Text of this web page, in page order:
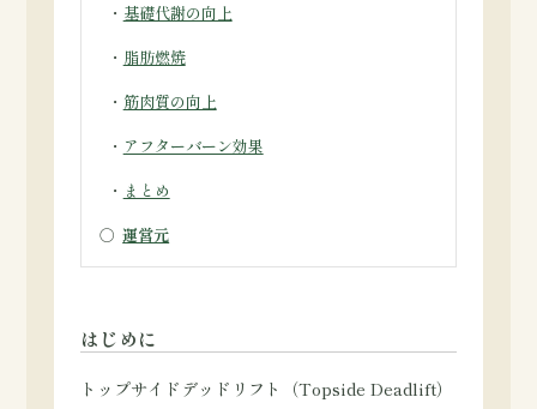
・ 基礎代謝の向上
・ 脂肪燃焼
・ 筋肉質の向上
・ アフターバーン効果
・ まとめ
○運営元
はじめに
トップサイドデッドリフト（Topside Deadlift）